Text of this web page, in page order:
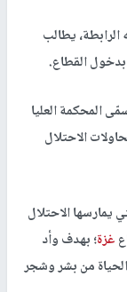
يطالب
بدخول القطاع.
المحكمة العليا
الاحتلال
يمارسها الاحتلال
غزة؛ بهدف وأد
من بشر وشجر